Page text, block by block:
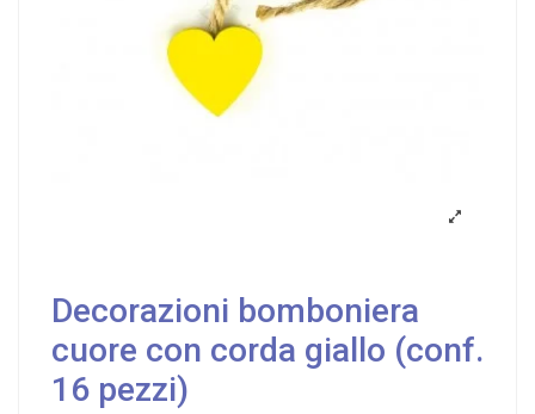
Decorazioni bomboniera
cuore con corda giallo (conf.
16 pezzi)